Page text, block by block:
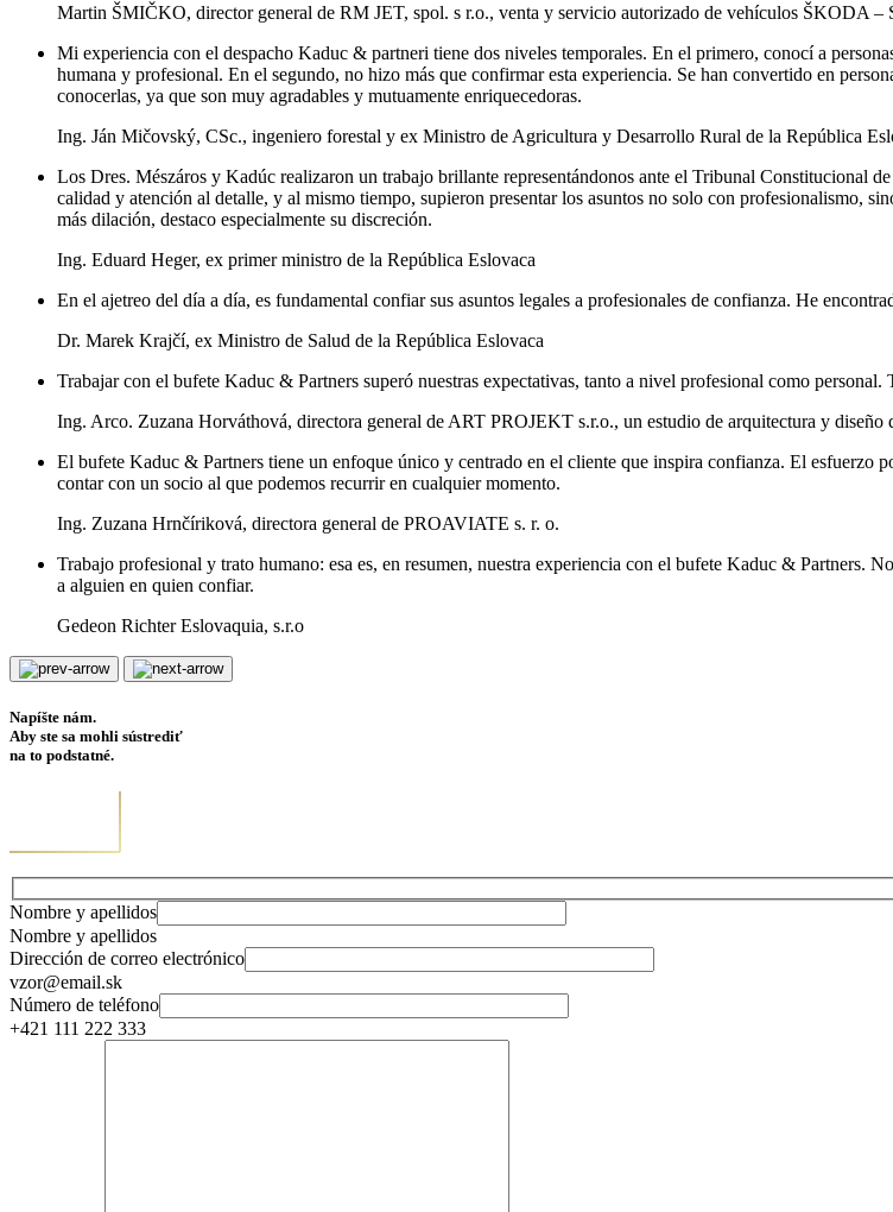
Martin ŠMIČKO, director general de RM JET, spol. s r.o., venta y servicio autorizado de vehículos ŠKODA
Mi experiencia con el despacho Kaduc & partneri tiene dos niveles temporales. En el primero, conocí a
humana y profesional. En el segundo, no hizo más que confirmar esta experiencia. Se han convertido en
conocerlas, ya que son muy agradables y mutuamente enriquecedoras.
Ing. Ján Mičovský, CSc., ingeniero forestal y ex Ministro de Agricultura y Desarrollo Rural de la República
Los Dres. Mészáros y Kadúc realizaron un trabajo brillante representándonos ante el Tribunal Constitucional
calidad y atención al detalle, y al mismo tiempo, supieron presentar los asuntos no solo con profesionalismo,
más dilación, destaco especialmente su discreción.
Ing. Eduard Heger, ex primer ministro de la República Eslovaca
En el ajetreo del día a día, es fundamental confiar sus asuntos legales a profesionales de confianza. He
Dr. Marek Krajčí, ex Ministro de Salud de la República Eslovaca
Trabajar con el bufete Kaduc & Partners superó nuestras expectativas, tanto a nivel profesional como personal.
Ing. Arco. Zuzana Horváthová, directora general de ART PROJEKT s.r.o., un estudio de arquitectura y diseño
El bufete Kaduc & Partners tiene un enfoque único y centrado en el cliente que inspira confianza. El esfuerzo
contar con un socio al que podemos recurrir en cualquier momento.
Ing. Zuzana Hrnčíriková, directora general de PROAVIATE s. r. o.
Trabajo profesional y trato humano: esa es, en resumen, nuestra experiencia con el bufete Kaduc & Partners.
a alguien en quien confiar.
Gedeon Richter Eslovaquia, s.r.o
Napíšte nám.
Aby ste sa mohli sústrediť
na to podstatné.
Nombre y apellidos
Nombre y apellidos
Dirección de correo electrónico
vzor@email.sk
Número de teléfono
+421 111 222 333